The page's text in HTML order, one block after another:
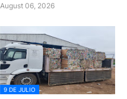
August 06, 2026
9 DE JULIO